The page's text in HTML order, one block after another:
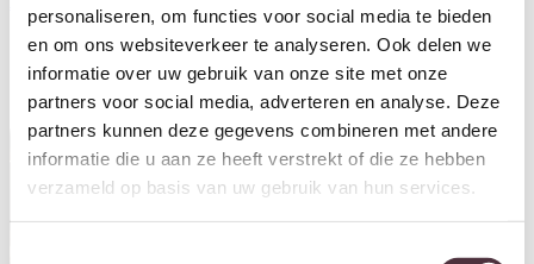
personaliseren, om functies voor social media te bieden
en om ons websiteverkeer te analyseren. Ook delen we
informatie over uw gebruik van onze site met onze
partners voor social media, adverteren en analyse. Deze
partners kunnen deze gegevens combineren met andere
informatie die u aan ze heeft verstrekt of die ze hebben
verzameld op basis van uw gebruik van hun services.
329,00
3L